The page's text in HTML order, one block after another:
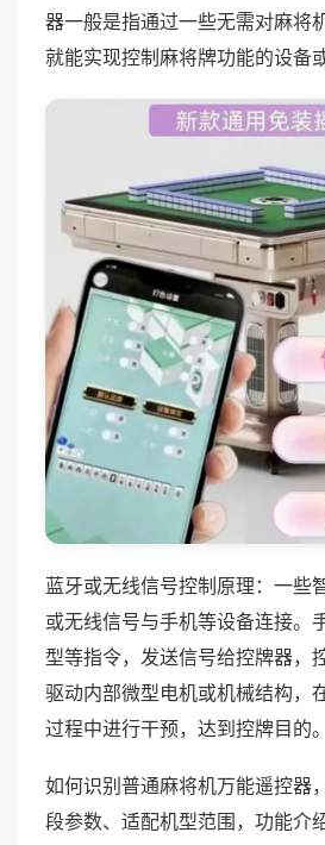
器一般是指通过一些无需对麻将
就能实现控制麻将牌功能的设备
蓝牙或无线信号控制原理：一些
或无线信号与手机等设备连接。
型等指令，发送信号给控牌器，
驱动内部微型电机或机械结构，
过程中进行干预，达到控牌目的。
如何识别普通麻将机万能遥控器
段参数、适配机型范围，功能介